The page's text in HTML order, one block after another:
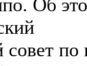
Об
по